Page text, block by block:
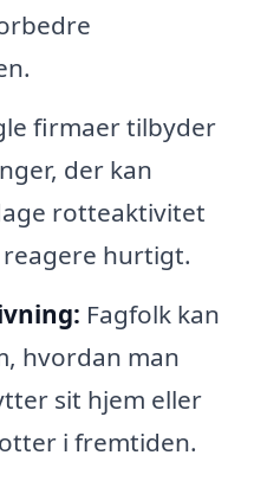
firmaer tilbyder
der kan
rotteaktivitet
hurtigt.
Fagfolk kan
hvordan man
sit hjem eller
i fremtiden.